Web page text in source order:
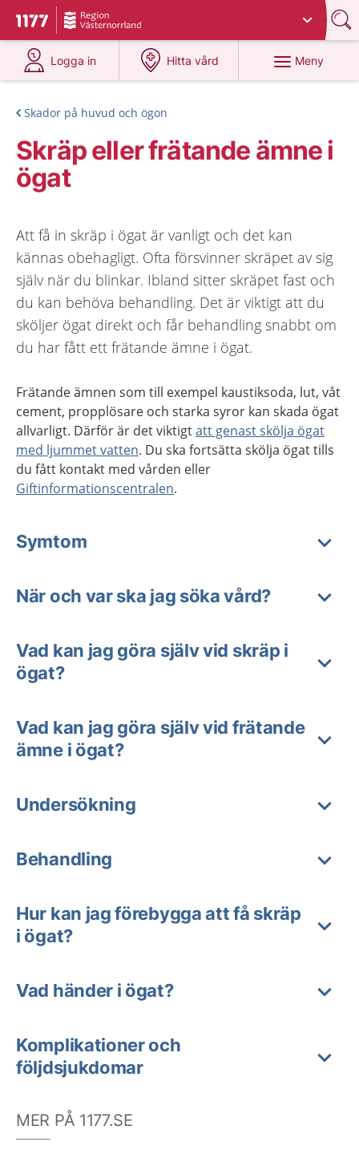
Till startsidan för 1177
Du har valt region
Logga in
på 1177.se
Hitta vård
på 1177.se
Meny
Skador på huvud och ögon
Skräp eller frätande ämne i
ögat
Att få in skräp i ögat är vanligt och det kan
kännas obehagligt. Ofta försvinner skräpet av sig
själv när du blinkar. Ibland sitter skräpet fast och
du kan behöva behandling. Det är viktigt att du
sköljer ögat direkt och får behandling snabbt om
du har fått ett frätande ämne i ögat.
Frätande ämnen som till exempel kaustiksoda, lut, våt
cement, propplösare och starka syror kan skada ögat
allvarligt. Därför är det viktigtatt genast skölja ögat
med ljummet vatten. Du ska fortsätta skölja ögat tills
du fått kontakt med vården eller
Giftinformationscentralen.
Symtom
När och var ska jag söka vård?
Vad kan jag göra själv vid skräp i
ögat?
Vad kan jag göra själv vid frätande
ämne i ögat?
Undersökning
Behandling
Hur kan jag förebygga att få skräp
i ögat?
Vad händer i ögat?
Komplikationer och
följdsjukdomar
MER PÅ 1177.SE